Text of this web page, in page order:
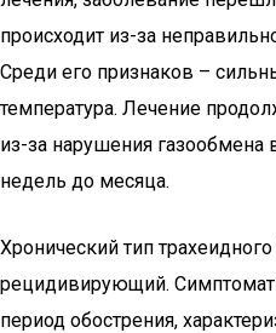
происходит из-за
Среди его признаков –
температура. Лечение
из-за нарушения газообмена
недель до месяца.
Хронический тип
рецидивирующий.
период обострения,